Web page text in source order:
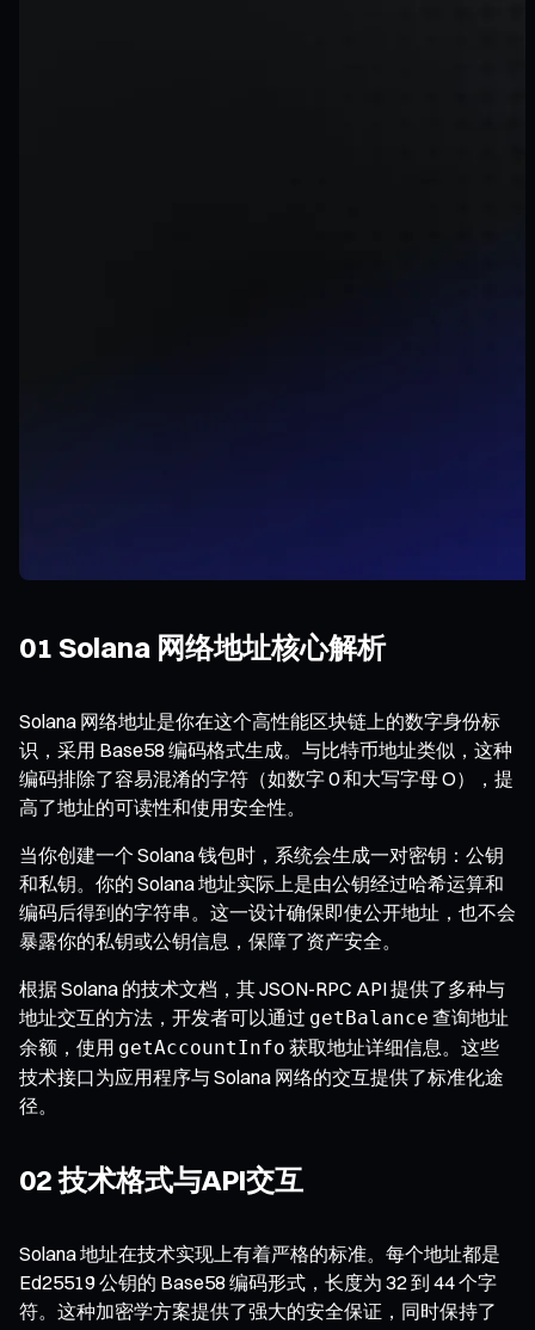
01 Solana 网络地址核心解析
Solana 网络地址是你在这个高性能区块链上的数字身份标
识，采用 Base58 编码格式生成。与比特币地址类似，这种
编码排除了容易混淆的字符（如数字 0 和大写字母 O），提
高了地址的可读性和使用安全性。
当你创建一个 Solana 钱包时，系统会生成一对密钥：公钥
和私钥。你的 Solana 地址实际上是由公钥经过哈希运算和
编码后得到的字符串。这一设计确保即使公开地址，也不会
暴露你的私钥或公钥信息，保障了资产安全。
根据 Solana 的技术文档，其 JSON-RPC API 提供了多种与
地址交互的方法，开发者可以通过 getBalance 查询地址
余额，使用 getAccountInfo 获取地址详细信息。这些
技术接口为应用程序与 Solana 网络的交互提供了标准化途
径。
02 技术格式与API交互
Solana 地址在技术实现上有着严格的标准。每个地址都是
Ed25519 公钥的 Base58 编码形式，长度为 32 到 44 个字
符。这种加密学方案提供了强大的安全保证，同时保持了